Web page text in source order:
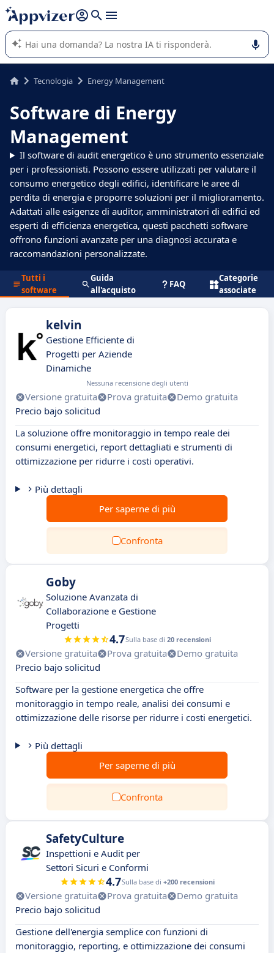
righe con
shift + enter
L'IA di Appvizer vi guida nell'utilizzo o nella scelta di un
software SaaS per la vostra azienda.
Tecnologia Energy Management
Software di Energy
Management
Il software di audit energetico è uno strumento essenziale
per i professionisti. Possono essere utilizzati per valutare il
consumo energetico degli edifici, identificare le aree di
perdita di energia e proporre soluzioni per il miglioramento.
Adattati alle esigenze di auditor, amministratori di edifici ed
esperti di efficienza energetica, questi pacchetti software
offrono funzioni avanzate per una diagnosi accurata e
raccomandazioni personalizzate.
Tutti i
software
Guida
all'acquisto
FAQ
Categorie
associate
kelvin
Gestione Efficiente di
Progetti per Aziende
Dinamiche
Nessuna recensione degli utenti
Versione gratuita Prova gratuita
Demo gratuita
Precio bajo solicitud
La soluzione offre monitoraggio in tempo reale dei
consumi energetici, report dettagliati e strumenti di
ottimizzazione per ridurre i costi operativi.
Più dettagli
Per saperne di più
Confronta
Goby
Soluzione Avanzata di
Collaborazione e Gestione
Progetti
4.7Sulla base di 20 recensioni
Versione gratuita Prova gratuita
Demo gratuita
Precio bajo solicitud
Software per la gestione energetica che offre
monitoraggio in tempo reale, analisi dei consumi e
ottimizzazione delle risorse per ridurre i costi energetici.
Più dettagli
Per saperne di più
Confronta
SafetyCulture
Inspettioni e Audit per
Settori Sicuri e Conformi
4.7Sulla base di +200 recensioni
Versione gratuita Prova gratuita
Demo gratuita
Precio bajo solicitud
Gestione dell'energia semplice con funzioni di
monitoraggio, reporting, e ottimizzazione dei consumi